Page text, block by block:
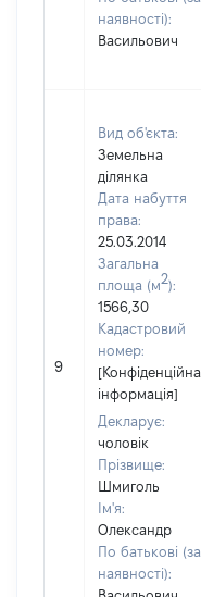
наявності):
Васильович
9
Вид об'єкта:
Земельна
ділянка
Дата набуття
права:
25.03.2014
Загальна
площа (м2):
1566,30
Кадастровий
номер:
[Конфіденційна
інформація]
Декларує:
чоловік
Прізвище:
Шмиголь
Ім'я:
Олександр
По батькові (за
наявності):